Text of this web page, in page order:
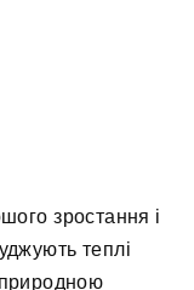
зростання і
теплі